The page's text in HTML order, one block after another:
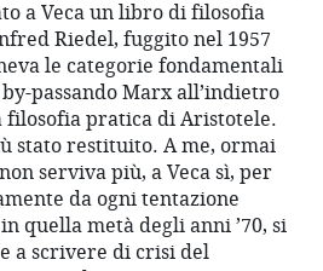
a Veca un libro di filosofia
Riedel, fuggito nel 1957
le categorie fondamentali
passando Marx all’indietro
filosofia pratica di Aristotele.
stato restituito. A me, ormai
serviva più, a Veca sì, per
da ogni tentazione
quella metà degli anni ’70, si
a scrivere di crisi del